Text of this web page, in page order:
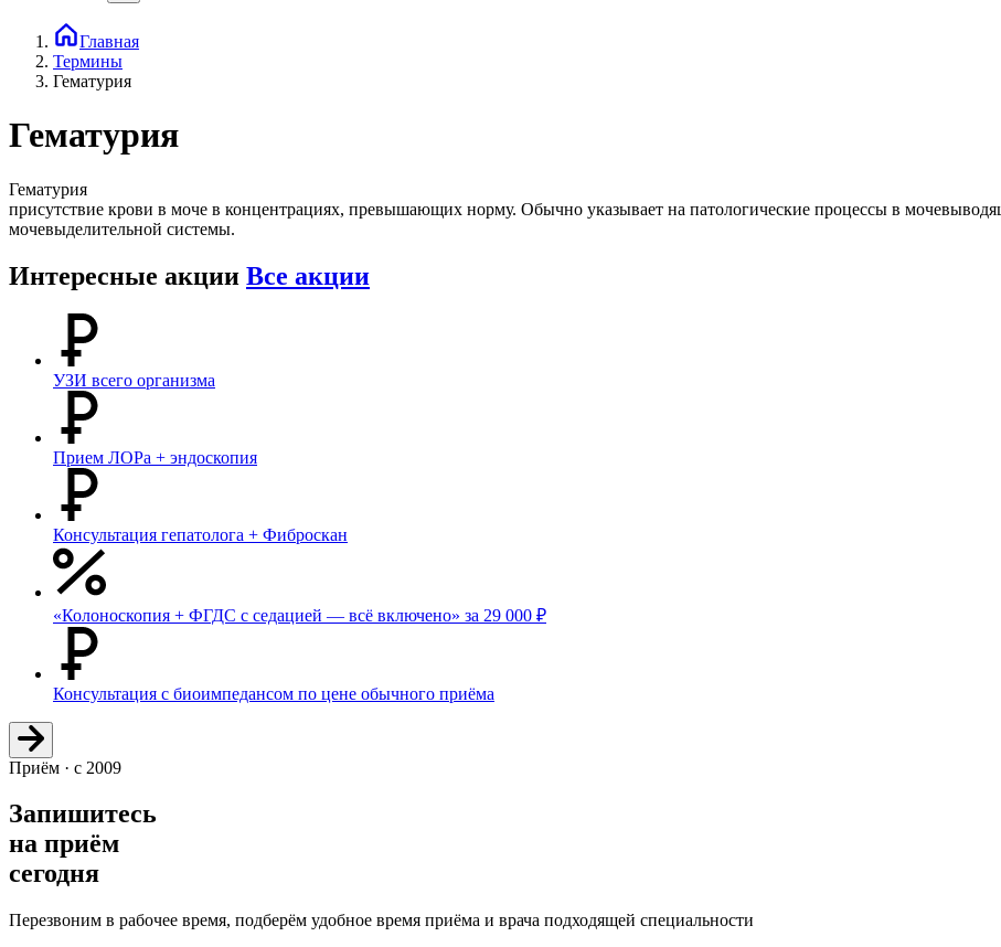
Главная
Термины
Гематурия
Гематурия
Гематурия
присутствие крови в моче в концентрациях, превышающих норму. Обычно указывает на патологические процессы в
мочевыделительной системы.
Интересные акции Все акции
УЗИ всего организма
Прием ЛОРа + эндоскопия
Консультация гепатолога + Фиброскан
«Колоноскопия + ФГДС с седацией — всё включено» за 29 000 ₽
Консультация с биоимпедансом по цене обычного приёма
Приём · с 2009
Запишитесь
на приём
сегодня
Перезвоним в рабочее время, подберём удобное время приёма и врача подходящей специальности